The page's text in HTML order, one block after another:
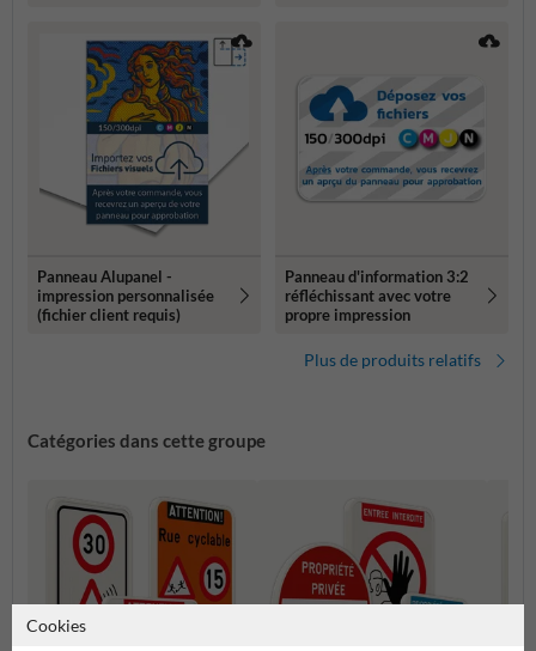
Panneau Alupanel -
impression personnalisée
(fichier client requis)
Panneau d'information 3:2
réfléchissant avec votre
propre impression
Plus de produits relatifs
Catégories dans cette groupe
Cookies